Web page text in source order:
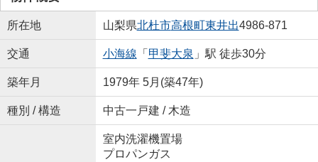
所在地 山梨県北杜市高根町東井出4986-871
交通 小海線 「 甲斐大泉 」駅 徒歩30分
築年月 1979年 5月(築47年)
種別 / 構造 中古一戸建 / 木造
室内洗濯機置場
プロパンガス